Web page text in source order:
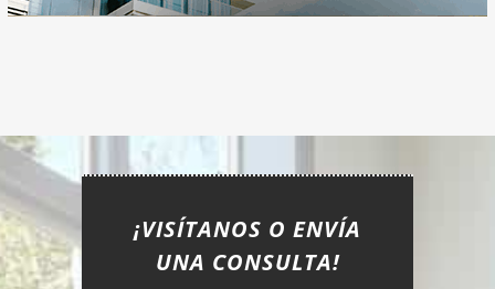
¡VISÍTANOS O ENVÍA
UNA CONSULTA!